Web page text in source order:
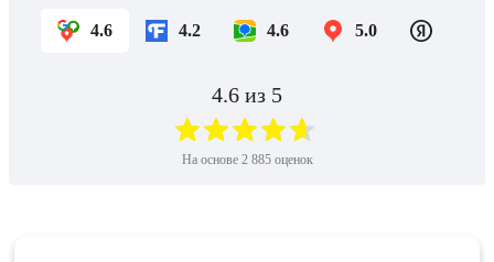
4.6 4.2 4.6 5.0
4.6 из 5
На основе 2 885оценок